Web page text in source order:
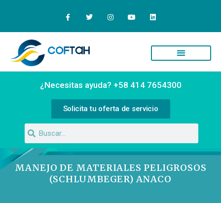
¿Necesitas ayuda? +58 414 7654300
Solicita tu oferta de servicio
MANEJO DE MATERIALES PELIGROSOS
(SCHLUMBEGER) ANACO